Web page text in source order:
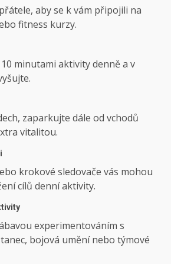
aby se k vám připojili na
fitness kurzy.
minutami aktivity denně a v
zaparkujte dále od vchodů
vitalitou.
krokové sledovače vás mohou
cílů denní aktivity.
experimentováním s
bojová umění nebo týmové